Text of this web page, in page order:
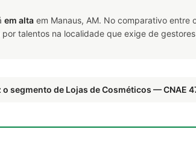
em alta em Manaus, AM. No comparativo entre
talentos na localidade que exige de
o segmento de Lojas de Cosméticos — CNAE